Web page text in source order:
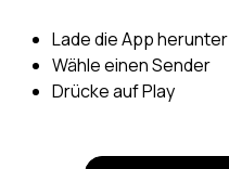
Lade die App herunter
Wähle einen Sender
Drücke auf Play